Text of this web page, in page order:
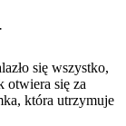
się wszystko,
otwiera się za
która utrzymuje